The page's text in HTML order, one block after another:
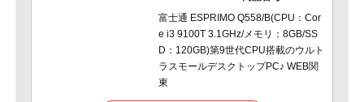
富士通 ESPRIMO Q558/B(CPU：Cor
e i3 9100T 3.1GHz/メモリ：8GB/SS
D：120GB)第9世代CPU搭載のウルト
ラスモールデスクトップPC♪ WEB関
東